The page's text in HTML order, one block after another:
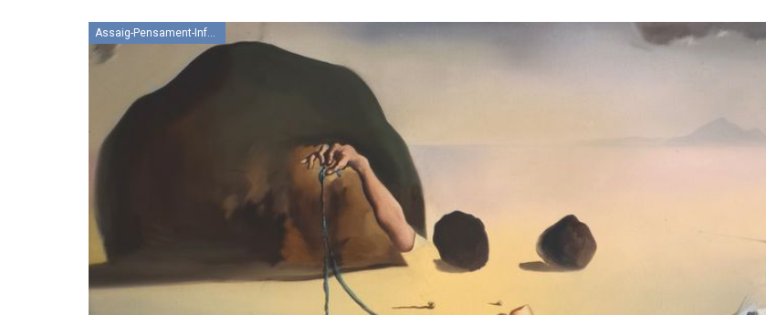
Assaig-Pensament-Informació